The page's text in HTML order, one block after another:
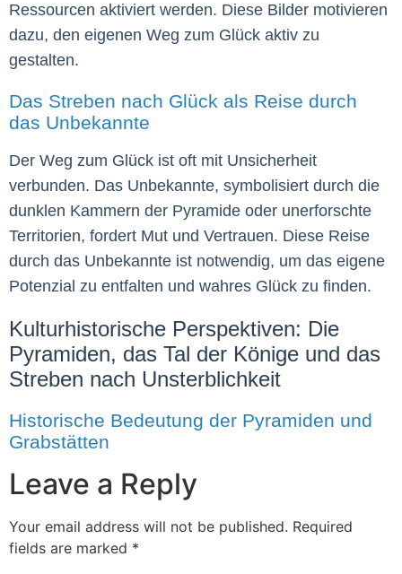
Ressourcen aktiviert werden. Diese Bilder motivieren
dazu, den eigenen Weg zum Glück aktiv zu
gestalten.
Das Streben nach Glück als Reise durch
das Unbekannte
Der Weg zum Glück ist oft mit Unsicherheit
verbunden. Das Unbekannte, symbolisiert durch die
dunklen Kammern der Pyramide oder unerforschte
Territorien, fordert Mut und Vertrauen. Diese Reise
durch das Unbekannte ist notwendig, um das eigene
Potenzial zu entfalten und wahres Glück zu finden.
Kulturhistorische Perspektiven: Die
Pyramiden, das Tal der Könige und das
Streben nach Unsterblichkeit
Historische Bedeutung der Pyramiden und
Grabstätten
Leave a Reply
Your email address will not be published. Required
fields are marked *